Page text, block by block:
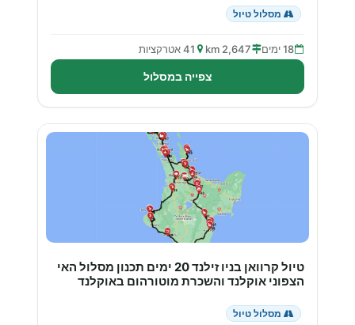
מסלול טיול
18 ימים 2,647 km 41 אטרקציות
צפייה במסלול
טיול קרוואן בניו זילנד 20 ימים תכנון מסלול האי
הצפוני אוקלנד והשכרת מוטורהום באוקלנד
מסלול טיול